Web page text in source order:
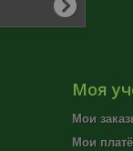
Моя
Мои
Мои